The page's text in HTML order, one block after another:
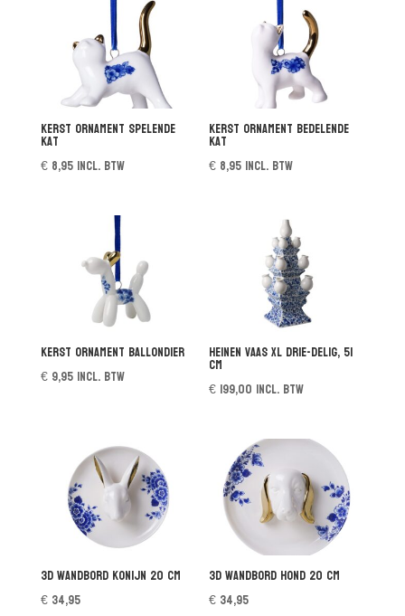
Kerst ornament spelende
kat
€8,95 incl. btw
Kerst ornament bedelende
kat
€ 8,95 incl. btw
Kerst ornament ballondier
€9,95 incl. btw
Heinen vaas XL drie-delig, 51
cm
€ 199,00 incl. btw
3D wandbord Konijn 20 cm
€34,95
3D wandbord hond 20 cm
€ 34,95